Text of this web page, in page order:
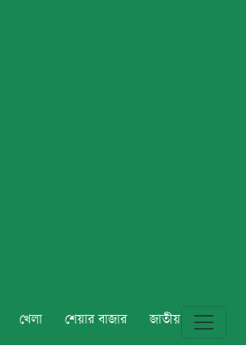
খেলা শেয়ার বাজার জাতীয় বিশ্ব